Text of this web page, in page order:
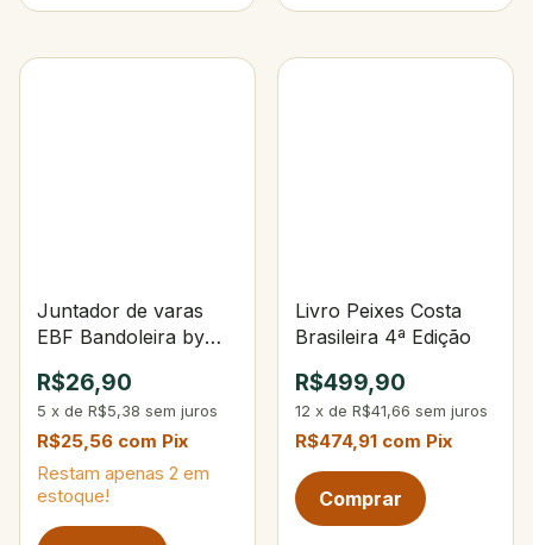
Juntador de varas
EBF Bandoleira by
R$26,90
5 x de R$5,38 sem juros
R$25,56 com Pix
Restam apenas 2 em
estoque!
Livro Peixes Costa
Brasileira 4ª Edição
R$499,90
12 x de R$41,66 sem juros
R$474,91 com Pix